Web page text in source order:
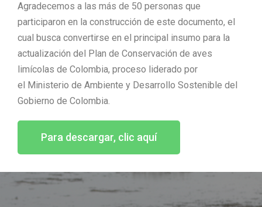
Agradecemos a las más de 50 personas que
participaron en la construcción de este documento, el
cual busca convertirse en el principal insumo para la
actualización del Plan de Conservación de aves
limícolas de Colombia, proceso liderado por
el Ministerio de Ambiente y Desarrollo Sostenible del
Gobierno de Colombia.
Para descargar, clic aquí